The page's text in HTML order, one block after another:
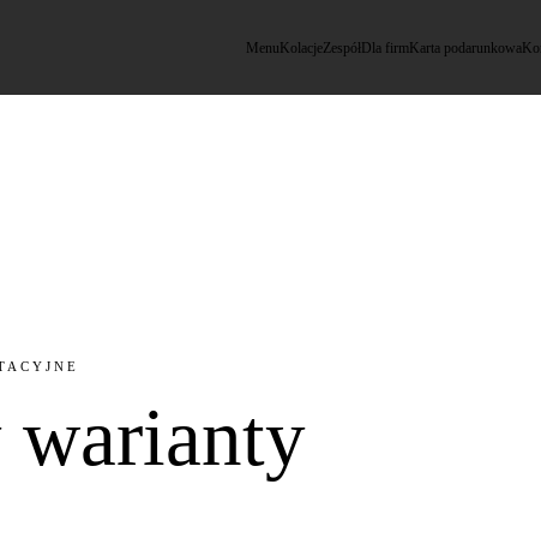
MenuKolacjeZespółDla firmKarta podarunkowa
warianty